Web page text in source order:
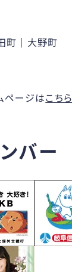
町｜大野町
ページはこちら
バー